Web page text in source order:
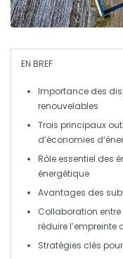
EN BREF
Importance des
renouvelables
Trois principaux
d’économies
Rôle essentiel des
énergétique
Avantages des
Collaboration entre
réduire l’empreinte
Stratégies clés